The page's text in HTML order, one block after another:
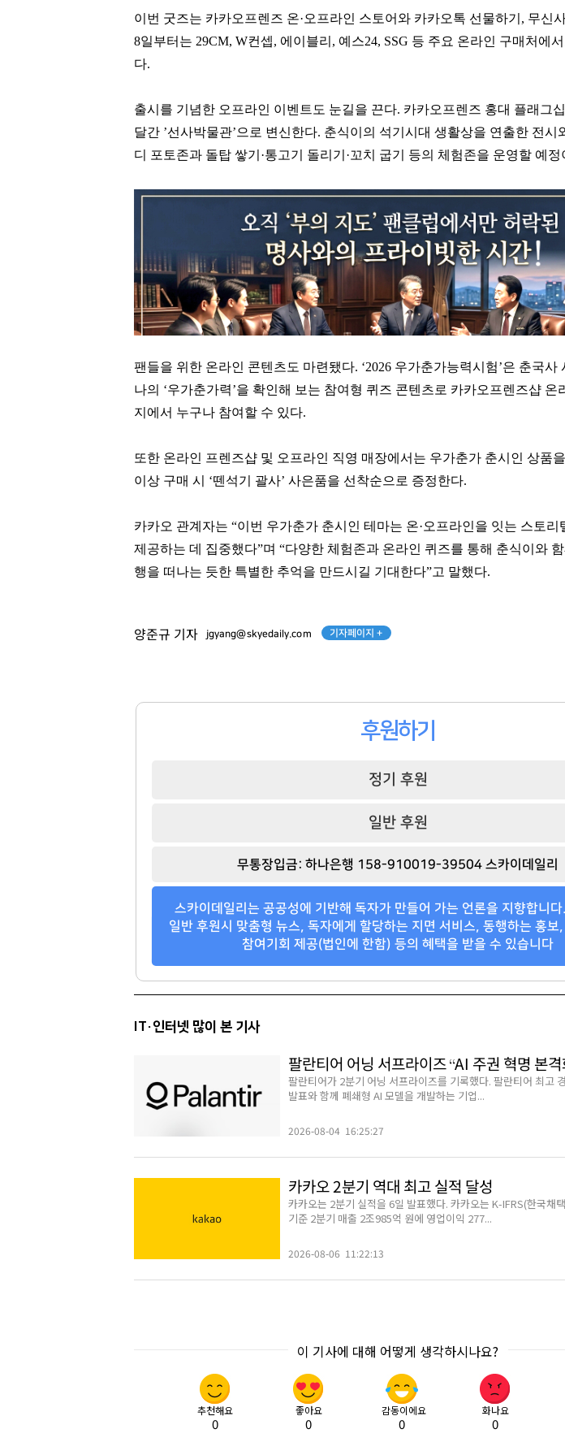
이번 굿즈는 카카오프렌즈 온·오프라인 스토어와 카카오톡 선물하기, 무신
8일부터는 29CM, W컨셉, 에이블리, 예스24, SSG 등 주요 온라인 구매처에
다.
출시를 기념한 오프라인 이벤트도 눈길을 끈다. 카카오프렌즈 홍대 플래그
달간 ’선사박물관’으로 변신한다. 춘식이의 석기시대 생활상을 연출한 전시
디 포토존과 돌탑 쌓기·통고기 돌리기·꼬치 굽기 등의 체험존을 운영할 예정
미래에셋그룹
SPC그룹
HK이노엔
107
팬들을 위한 온라인 콘텐츠도 마련됐다. ‘2026 우가춘가능력시험’은 춘국사
나의 ‘우가춘가력’을 확인해 보는 참여형 퀴즈 콘텐츠로 카카오프렌즈샵 온
지에서 누구나 참여할 수 있다.
또한 온라인 프렌즈샵 및 오프라인 직영 매장에서는 우가춘가 춘시인 상품
이상 구매 시 ‘뗀석기 괄사’ 사은품을 선착순으로 증정한다.
카카오 관계자는 “이번 우가춘가 춘시인 테마는 온·오프라인을 잇는 스토리
제공하는 데 집중했다”며 “다양한 체험존과 온라인 퀴즈를 통해 춘식이와
행을 떠나는 듯한 특별한 추억을 만드시길 기대한다”고 말했다.
양준규 기자 jgyang@skyedaily.com 기자페이지 +
후원하기
정기 후원
일반 후원
무통장입금: 하나은행 158-910019-39504 스카이데일리
스카이데일리는 공공성에 기반해 독자가 만들어 가는 언론을 지향합니다
일반 후원시 맞춤형 뉴스, 독자에게 할당하는 지면 서비스, 동행하는 홍보,
참여기회 제공(법인에 한함) 등의 혜택을 받을 수 있습니다
IT·인터넷 많이 본 기사
팔란티어 어닝 서프라이즈 “AI 주권 혁명 본격
팔란티어가 2분기 어닝 서프라이즈를 기록했다. 팔란티어 최고
발표와 함께 폐쇄형 AI 모델을 개발하는 기업...
2026-08-04 16:25:27
카카오 2분기 역대 최고 실적 달성
카카오는 2분기 실적을 6일 발표했다. 카카오는 K-IFRS(한국채
기준 2분기 매출 2조985억 원에 영업이익 277...
2026-08-06 11:22:13
이 기사에 대해 어떻게 생각하시나요?
추천해요
0
좋아요
0
감동이에요
0
화나요
0